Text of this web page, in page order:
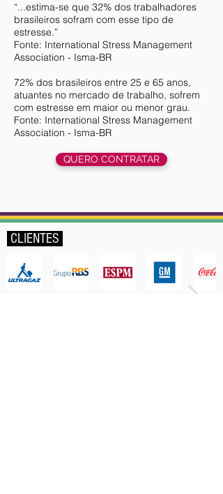
“...estima-se que 32% dos trabalhadores
brasileiros sofram com esse tipo de
estresse.”
Fonte: International Stress Management
Association - Isma-BR
72% dos brasileiros entre 25 e 65 anos,
atuantes no mercado de trabalho, sofrem
com estresse em maior ou menor grau.
Fonte: International Stress Management
Association - Isma-BR
QUERO CONTRATAR
CLIENTES